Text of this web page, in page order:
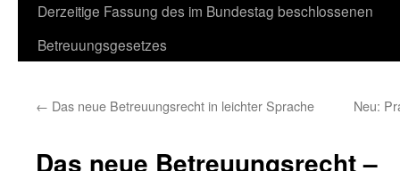
springen
Derzeitige Fassung des im Bundestag beschlossenen
Betreuungsgesetzes
← Das neue Betreuungsrecht in leichter Sprache Neu:
Das neue Betreuungsrecht –